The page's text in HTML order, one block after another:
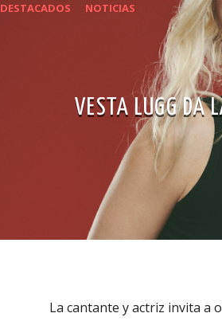
DESTACADOS NOTICIAS
VESTA LUGG DA
La cantante y actriz invita a